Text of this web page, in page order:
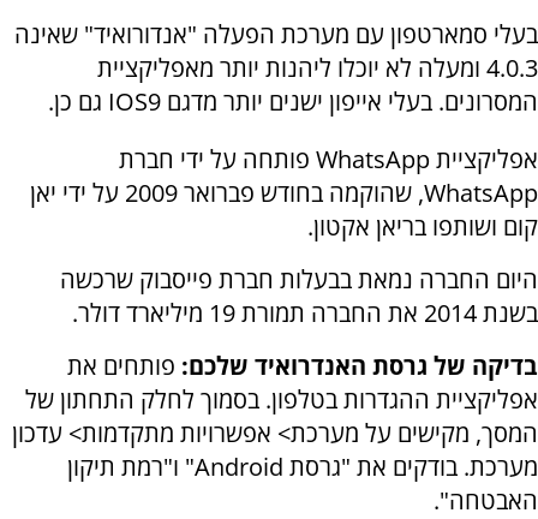
בעלי סמארטפון עם מערכת הפעלה "אנדורואיד" שאינה
4.0.3 ומעלה לא יוכלו ליהנות יותר מאפליקציית
המסרונים. בעלי אייפון ישנים יותר מדגם IOS9 גם כן.
אפליקציית WhatsApp פותחה על ידי חברת
WhatsApp, שהוקמה בחודש פברואר 2009 על ידי יאן
קום ושותפו בריאן אקטון.
היום החברה נמאת בבעלות חברת פייסבוק שרכשה
בשנת 2014 את החברה תמורת 19 מיליארד דולר.
בדיקה של גרסת האנדרואיד שלכם: פותחים את
אפליקציית ההגדרות בטלפון. בסמוך לחלק התחתון של
המסך, מקישים על מערכת> אפשרויות מתקדמות> עדכון
מערכת.
בודקים את "גרסת Android" ו"רמת תיקון
האבטחה".